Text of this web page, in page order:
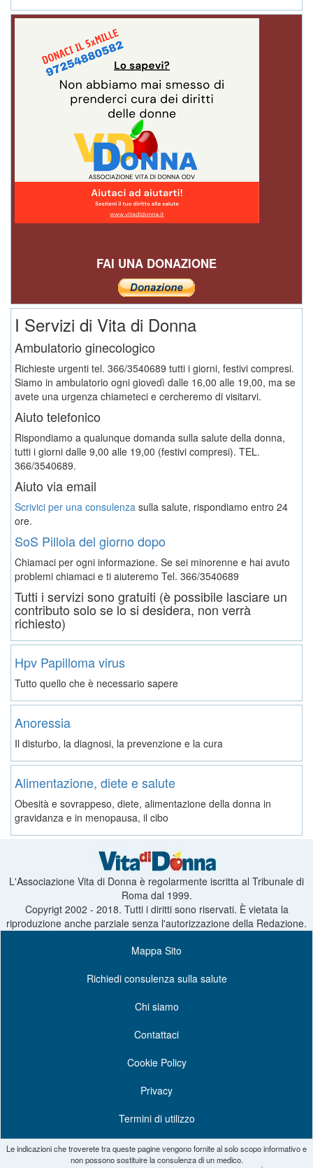
FAI UNA DONAZIONE
I Servizi di Vita di Donna
Ambulatorio ginecologico
Richieste urgenti tel. 366/3540689 tutti i giorni, festivi compresi.
Siamo in ambulatorio ogni giovedì dalle 16,00 alle 19,00, ma se
avete una urgenza chiameteci e cercheremo di visitarvi.
Aiuto telefonico
Rispondiamo a qualunque domanda sulla salute della donna,
tutti i giorni dalle 9,00 alle 19,00 (festivi compresi). TEL.
366/3540689.
Aiuto via email
Scrivici per una consulenza sulla salute, rispondiamo entro 24
ore.
SoS Pillola del giorno dopo
Chiamaci per ogni informazione. Se sei minorenne e hai avuto
problemi chiamaci e ti aiuteremo Tel. 366/3540689
Tutti i servizi sono gratuiti (è possibile lasciare un
contributo solo se lo si desidera, non verrà
richiesto)
Hpv Papilloma virus
Tutto quello che è necessario sapere
Anoressia
Il disturbo, la diagnosi, la prevenzione e la cura
Alimentazione, diete e salute
Obesità e sovrappeso, diete, alimentazione della donna in
gravidanza e in menopausa, il cibo
L'Associazione Vita di Donna è regolarmente iscritta al Tribunale di
Roma dal 1999.
Copyrigt 2002 - 2018. Tutti i diritti sono riservati. È vietata la
riproduzione anche parziale senza l'autorizzazione della Redazione.
Mappa Sito
Richiedi consulenza sulla salute
Chi siamo
Contattaci
Cookie Policy
Privacy
Termini di utilizzo
Le indicazioni che troverete tra queste pagine vengono fornite al solo scopo informativo e
non possono sostituire la consulenza di un medico.